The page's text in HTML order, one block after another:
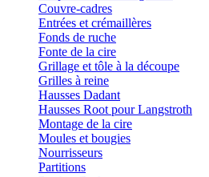
Couvre-cadres
Entrées et crémaillères
Fonds de ruche
Fonte de la cire
Grillage et tôle à la découpe
Grilles à reine
Hausses Dadant
Hausses Root pour Langstroth
Montage de la cire
Moules et bougies
Nourrisseurs
Partitions